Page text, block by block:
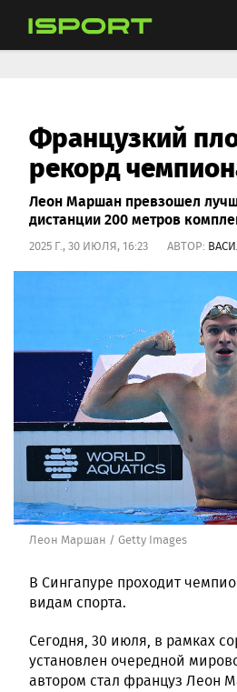
Французкий
рекорд
Леон Маршан превзошел
дистанции 200 метров
2025 Г., 30 ИЮЛЯ, 16:23 АВТОР:
Леон Маршан / Getty Images
В Сингапуре проходит
видам спорта.
Сегодня, 30 июля, в рамках
установлен очередной
автором стал француз Леон